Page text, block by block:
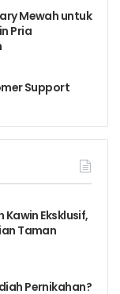
Mewah untuk
Pria
Support
Kawin Eksklusif,
Taman
Pernikahan?